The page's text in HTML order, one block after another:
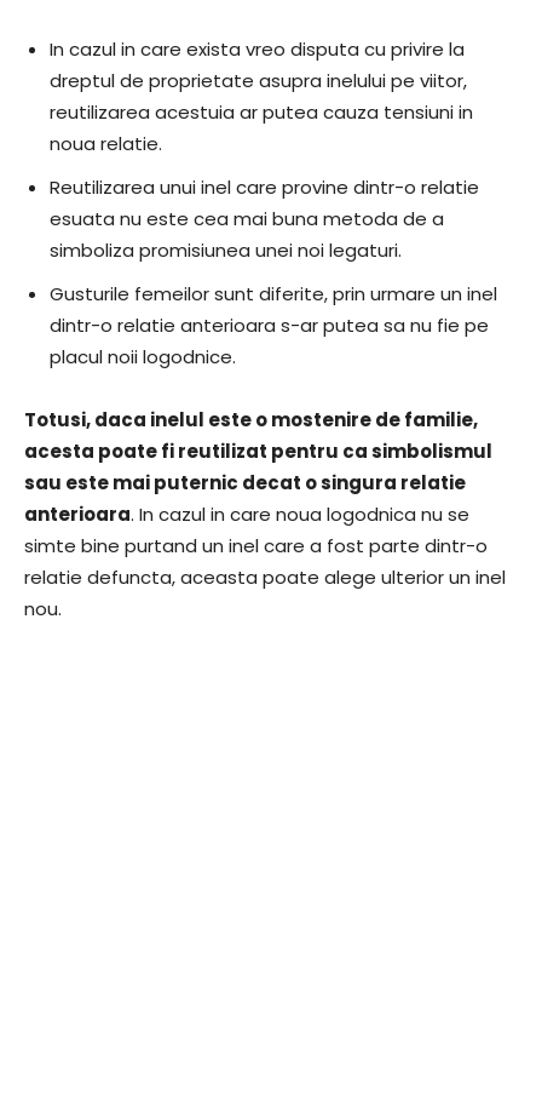
In cazul in care exista vreo disputa cu privire la
dreptul de proprietate asupra inelului pe viitor,
reutilizarea acestuia ar putea cauza tensiuni in
noua relatie.
Reutilizarea unui inel care provine dintr-o relatie
esuata nu este cea mai buna metoda de a
simboliza promisiunea unei noi legaturi.
Gusturile femeilor sunt diferite, prin urmare un inel
dintr-o relatie anterioara s-ar putea sa nu fie pe
placul noii logodnice.
Totusi, daca inelul este o mostenire de familie,
acesta poate fi reutilizat pentru ca simbolismul
sau este mai puternic decat o singura relatie
anterioara. In cazul in care noua logodnica nu se
simte bine purtand un inel care a fost parte dintr-o
relatie defuncta, aceasta poate alege ulterior un inel
nou.